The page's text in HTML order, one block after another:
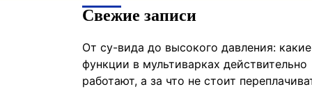
Свежие записи
От су-вида до высокого давления: какие
функции в мультиварках действительно
работают, а за что не стоит